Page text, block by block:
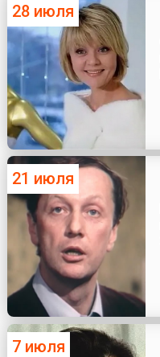
28 июля
21 июля
7 июля